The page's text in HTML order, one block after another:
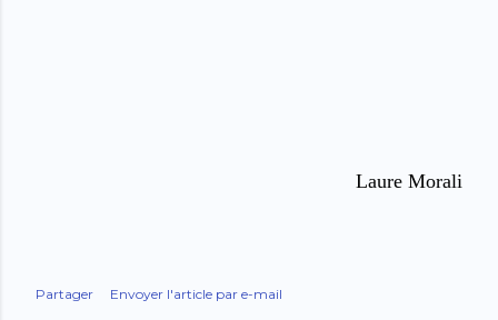
Laure Morali
Partager Envoyer l'article par e-mail